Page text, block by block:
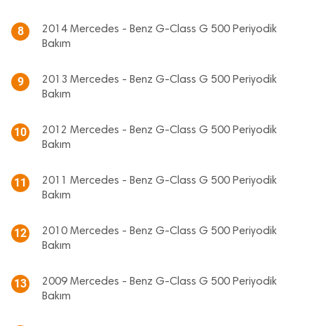
8
2014 Mercedes - Benz G-Class G 500 Periyodik
Bakım
9
2013 Mercedes - Benz G-Class G 500 Periyodik
Bakım
10
2012 Mercedes - Benz G-Class G 500 Periyodik
Bakım
11
2011 Mercedes - Benz G-Class G 500 Periyodik
Bakım
12
2010 Mercedes - Benz G-Class G 500 Periyodik
Bakım
13
2009 Mercedes - Benz G-Class G 500 Periyodik
Bakım